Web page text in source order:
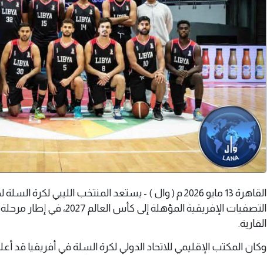
القاهرة 13 مايو 2026 م ( وال ) - يستعد المنتخب الليبي
التصفيات الإفريقية المؤهلة
القارية.
وكان المكتب الإقليمي للاتحاد الدولي لكرة السلة في أفريقيا قد